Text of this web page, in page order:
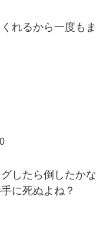
れるから一度もま
したら倒したかな
に死ぬよね？